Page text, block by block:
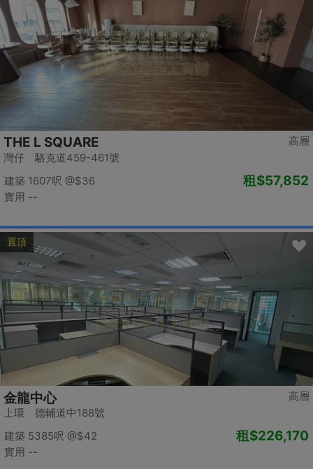
高層
THE L SQUARE
灣仔 駱克道459-461號
建築 1607呎 @$36
實用 --
租$57,852
置頂
高層
金龍中心
上環 德輔道中188號
建築 5385呎 @$42
實用 --
租$226,170